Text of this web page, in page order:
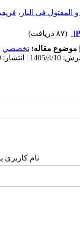
و المقتول فی النار ،
(۸۷ دریافت)
| موضوع مقاله: تخصصي
نام کاربری